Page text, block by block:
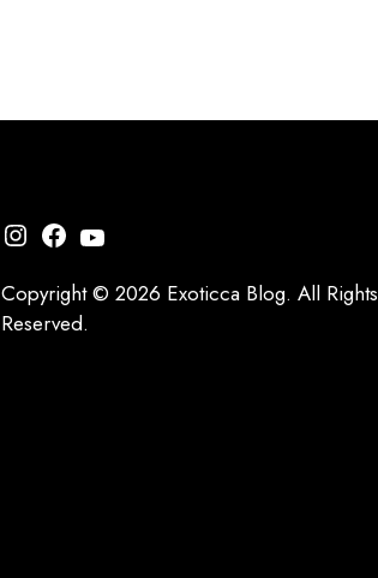
Instagram
Facebook
YouTube
Copyright © 2026 Exoticca Blog. All Rights
Reserved.